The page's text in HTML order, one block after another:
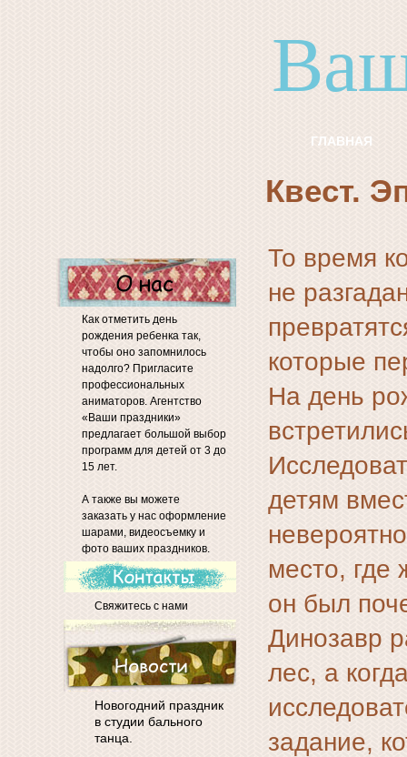
ГЛАВНАЯ
Как отметить день
рождения ребенка так,
чтобы оно запомнилось
надолго? Пригласите
профессиональных
аниматоров. Агентство
«Ваши праздники»
предлагает большой выбор
программ для детей от 3 до
15 лет.
А также вы можете
заказать у нас оформление
шарами, видеосъемку и
фото ваших праздников.
Свяжитесь с нами
Новогодний праздник
в студии бального
танца.
Квест.
То время
не
которые
На день
детям
место, где
он был
Динозавр
лес, а
задание,